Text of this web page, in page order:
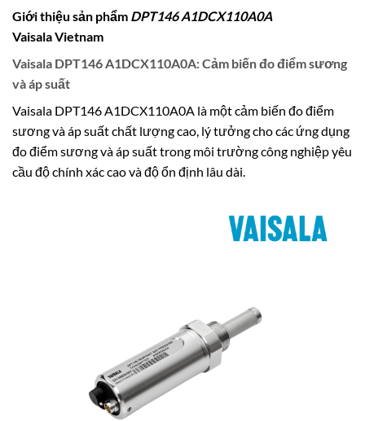
Giới thiệu sản phẩm DPT146 A1DCX110A0A
VaisalaVietnam
Vaisala DPT146 A1DCX110A0A: Cảm biến đo điểm sương
và áp suất
Vaisala DPT146 A1DCX110A0A là một cảm biến đo điểm
sương và áp suất chất lượng cao, lý tưởng cho các ứng dụng
đo điểm sương và áp suất trong môi trường công nghiệp yêu
cầu độ chính xác cao và độ ổn định lâu dài.